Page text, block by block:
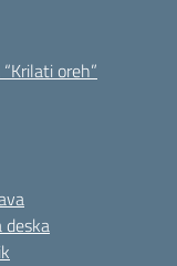
oreh”
deska